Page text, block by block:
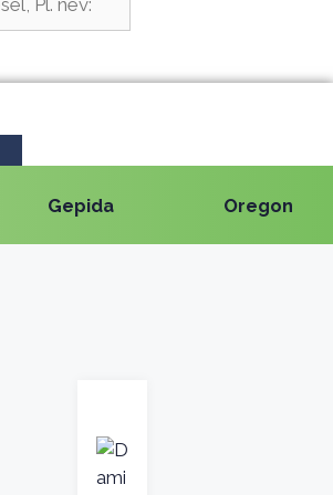
Gepida Oregon